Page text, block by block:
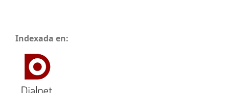
Indexada en: